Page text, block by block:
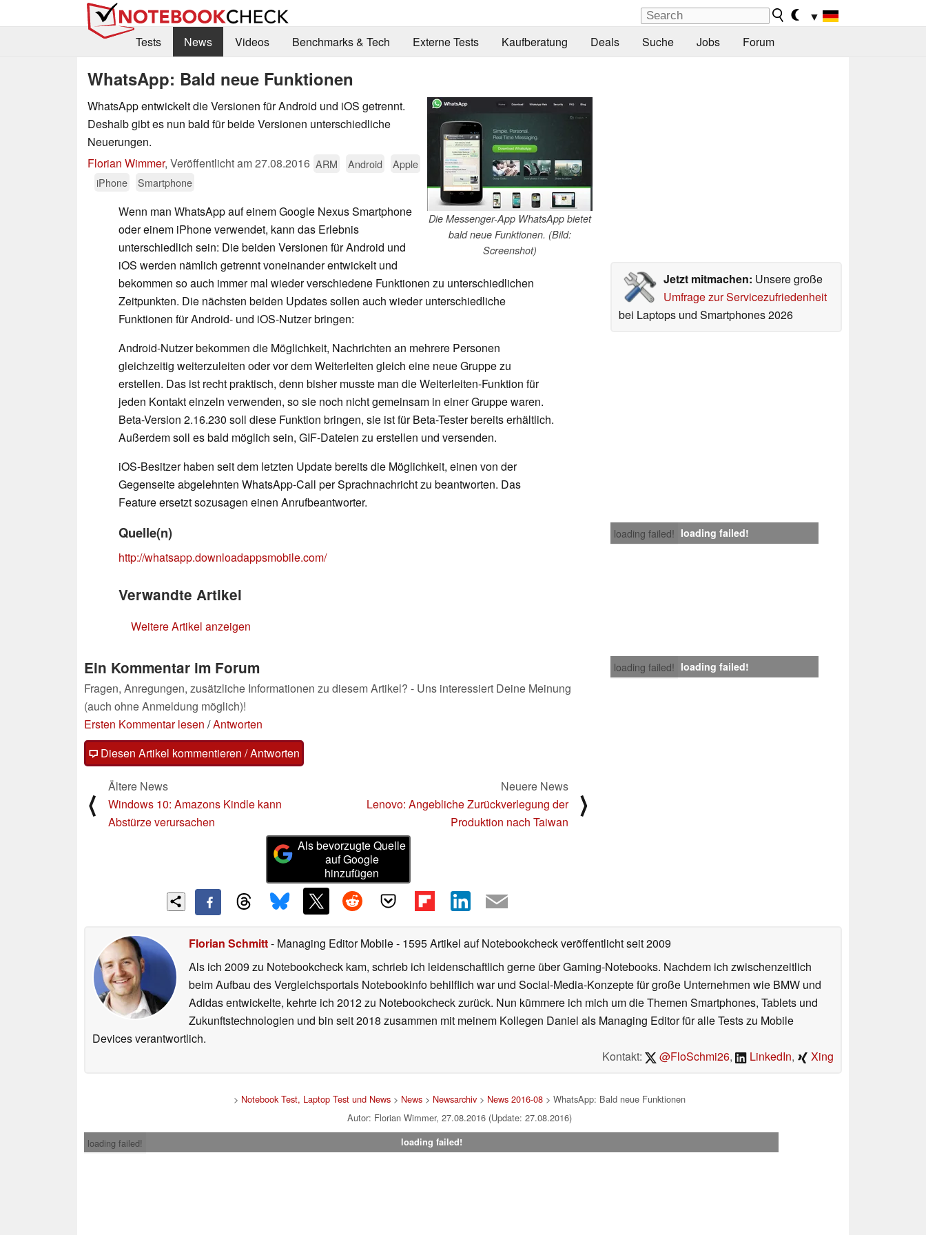
▼
Tests
News Videos Benchmarks & Tech Externe Tests Kaufberatung Deals Suche Jobs Forum
WhatsApp: Bald neue Funktionen
Die Messenger-App WhatsApp bietet
bald neue Funktionen. (Bild:
Screenshot)
WhatsApp entwickelt die Versionen für Android und iOS getrennt.
Deshalb gibt es nun bald für beide Versionen unterschiedliche
Neuerungen.
Florian Wimmer, Veröffentlicht am27.08.2016 ARM Android
Apple
iPhone
Smartphone
Jetzt mitmachen: Unsere große
Umfrage zur Servicezufriedenheit
bei Laptops und Smartphones 2026
Wenn man WhatsApp auf einem Google Nexus Smartphone
oder einem iPhone verwendet, kann das Erlebnis
unterschiedlich sein: Die beiden Versionen für Android und
iOS werden nämlich getrennt voneinander entwickelt und
bekommen so auch immer mal wieder verschiedene Funktionen zu unterschiedlichen
Zeitpunkten. Die nächsten beiden Updates sollen auch wieder unterschiedliche
Funktionen für Android- und iOS-Nutzer bringen:
Android-Nutzer bekommen die Möglichkeit, Nachrichten an mehrere Personen
gleichzeitig weiterzuleiten oder vor dem Weiterleiten gleich eine neue Gruppe zu
erstellen. Das ist recht praktisch, denn bisher musste man die Weiterleiten-Funktion für
jeden Kontakt einzeln verwenden, so sie noch nicht gemeinsam in einer Gruppe waren.
Beta-Version 2.16.230 soll diese Funktion bringen, sie ist für Beta-Tester bereits erhältlich.
Außerdem soll es bald möglich sein, GIF-Dateien zu erstellen und versenden.
iOS-Besitzer haben seit dem letzten Update bereits die Möglichkeit, einen von der
Gegenseite abgelehnten WhatsApp-Call per Sprachnachricht zu beantworten. Das
Feature ersetzt sozusagen einen Anrufbeantworter.
loading failed! loading failed!
Quelle(n)
http://whatsapp.downloadappsmobile.com/
Verwandte Artikel
Weitere Artikel anzeigen
loading failed! loading failed!
Ein Kommentar im Forum
Fragen, Anregungen, zusätzliche Informationen zu diesem Artikel? - Uns interessiert Deine Meinung
(auch ohne Anmeldung möglich)!
Ersten Kommentar lesen /Antworten
Diesen Artikel kommentieren / Antworten
⟨
Ältere News
Windows 10: Amazons Kindle kann
Abstürze verursachen
Neuere News
Lenovo: Angebliche Zurückverlegung der
Produktion nach Taiwan
⟩
Als bevorzugte Quelle
auf Google
hinzufügen
Florian Schmitt- Managing Editor Mobile- 1595 Artikel auf Notebookcheck veröffentlichtseit 2009
Als ich 2009 zu Notebookcheck kam, schrieb ich leidenschaftlich gerne über Gaming-Notebooks. Nachdem ich zwischenzeitlich
beim Aufbau des Vergleichsportals Notebookinfo behilflich war und Social-Media-Konzepte für große Unternehmen wie BMW und
Adidas entwickelte, kehrte ich 2012 zu Notebookcheck zurück. Nun kümmere ich mich um die Themen Smartphones, Tablets und
Zukunftstechnologien und bin seit 2018 zusammen mit meinem Kollegen Daniel als Managing Editor für alle Tests zu Mobile
Devices verantwortlich.
Kontakt:
@FloSchmi26, LinkedIn, Xing
> Notebook Test, Laptop Test und News > News > Newsarchiv > News 2016-08 > WhatsApp: Bald neue Funktionen
Autor: Florian Wimmer, 27.08.2016 (Update: 27.08.2016)
loading failed!
loading failed!